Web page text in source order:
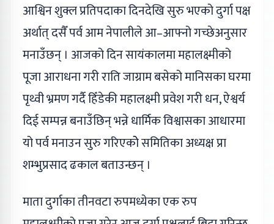
आश्विन शुक्ल प्रतिपदाका दिनदेखि सुरु भएको दुर्गा पक्ष
अर्थात् दसैँ पर्व आम नेपालीले आ–आफ्नो गच्छेअनुसार
मनाउँछन् । आजको दिन सायंकालमा महालक्ष्मीको
पूजा आराधना गरी राति जाग्राम बसेको मानिसका घरमा
पृथ्वी भ्रमण गर्दै हिँडेकी महालक्ष्मी प्रवेश गरी धन, ऐश्वर्य
दिई सम्पन्न बनाउँछिन् भन्ने धार्मिक विश्वासका आधारमा
यो पर्व मनाउन सुरु गरिएकोे समितिका अध्यक्ष प्रा
शम्भुप्रसाद ढकाल बताउन्छन् ।
माता दुर्गाका तीनवटा रुपमध्येका एक रुप